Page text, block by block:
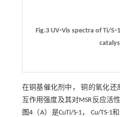
Fig.3 UV⁃Vis spectra of Ti/
在铜基催化剂中， 铜的氧化还
互作用强度及其对MSR反应活
图4（A）是CuTi/S-1， Cu/TS-1